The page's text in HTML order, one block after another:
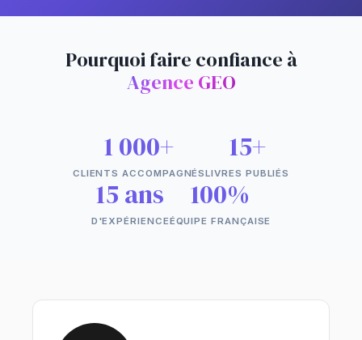
Pourquoi faire confiance à
Agence GEO
1 000+
CLIENTS ACCOMPAGNÉS
15+
LIVRES PUBLIÉS
15 ans
D'EXPÉRIENCE
100%
ÉQUIPE FRANÇAISE